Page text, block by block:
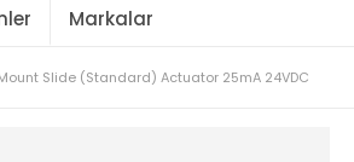
Markalar
Slide (Standard) Actuator 25mA 24VDC